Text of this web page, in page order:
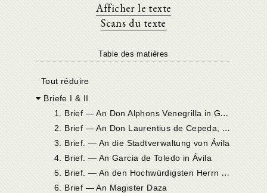
Afficher le texte
Scans du texte
Table des matières
Tout réduire
Briefe I & II
1
. Brief — An Don Alphons Venegrilla in Gotarrendura
2
. Brief — An Don Laurentius de Cepeda, ihren Bruder, in Quito
3. Brief. — An die Stadtverwaltung von Ávila
4. Brief. — An Garcia de Toledo in Ávila
5
. Brief. — An den Hochwürdigsten Herrn Don Alvaro de Mendoza, Bischof von Ávila
6. Brief — An Magister Daza